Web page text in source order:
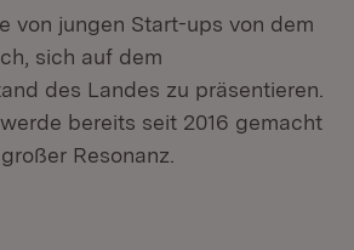
von jungen Start-ups von dem
sich auf dem
des Landes zu präsentieren.
bereits seit 2016 gemacht
Resonanz.